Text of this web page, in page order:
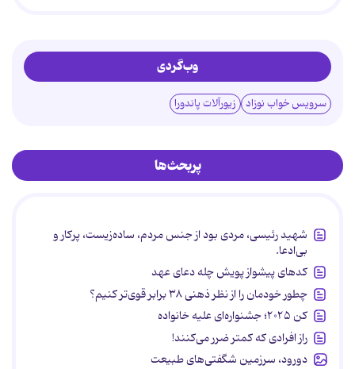
وب‌گردی
سرویس خواب نوزاد زیورآلات پاندورا
پربحث‌ها
شهید رئیسی، مردی بود از جنس مردم، ساده‌زیست، پرکار و
بی‌ادعا.
کدهای پیشواز پویش چله دعای عهد
چطور خودمان را از نظر ذهنی ۳۸ برابر قوی‌تر کنیم؟
کن ۲۰۲۵؛ جشنواره‌ای علیه خانواده
راز افرادی که کمتر ضرر می‌کنند!
دورود، سرزمین شگفتی‌های طبیعت